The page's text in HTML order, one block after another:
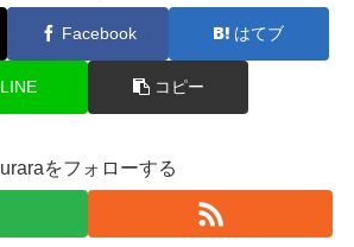
Facebook はてブ
LINE コピー
uraraをフォローする